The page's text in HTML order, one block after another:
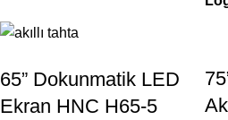
65” Dokunmatik LED
Ekran HNC H65-5